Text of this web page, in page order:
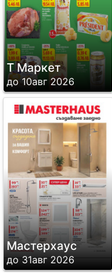
Т Маркет
до 10авг 2026
Мастерхаус
до 31авг 2026